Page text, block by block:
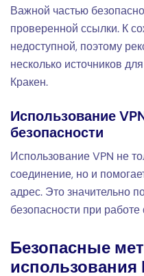
Важной частью
проверенной ссылки. К
недоступной, поэтому
несколько источников
Кракен.
Использование
безопасности
Использование VPN не
соединение, но и
адрес. Это значительно
безопасности при
Безопасные
использования